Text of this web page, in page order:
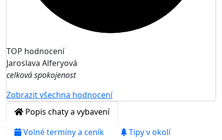
TOP hodnocení
Jaroslava Alferyová
celková spokojenost
Zobrazit všechna hodnocení
Popis chaty a vybavení
Volné termíny a ceník
Tipy v okolí